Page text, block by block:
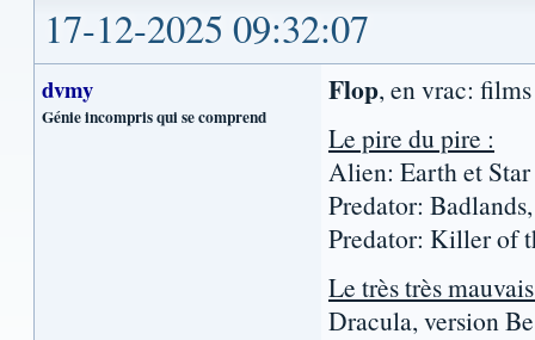
17-12-2025 09:32:07
dvmy
Génie incompris qui se comprend
Flop, en vrac:
Le pire du pire :
Alien: Earth et
Predator:
Predator: Killer of
Le très très
Dracula, version